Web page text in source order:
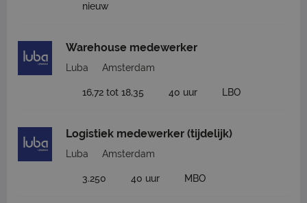
nieuw
Warehouse medewerker
Luba Amsterdam
16,72 tot 18,35 40 uur LBO
Logistiek medewerker (tijdelijk)
Luba Amsterdam
3.250 40 uur MBO